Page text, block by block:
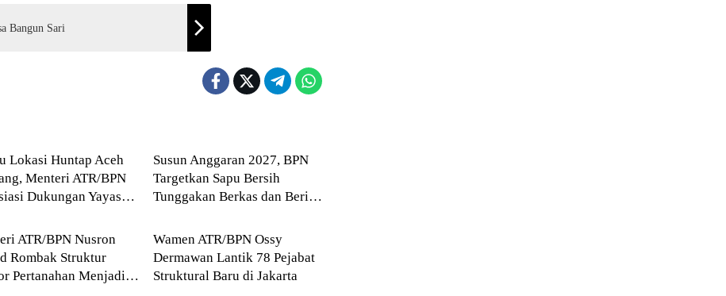
Bangun Sari
Lokasi Huntap Aceh
Menteri ATR/BPN
Dukungan Yayasan
Susun Anggaran 2027, BPN
Targetkan Sapu Bersih
Tunggakan Berkas dan Beri
ATR/BPN Nusron
Rombak Struktur
Pertanahan Menjadi
Blog
Wamen ATR/BPN Ossy
Dermawan Lantik 78 Pejabat
Struktural Baru di Jakarta